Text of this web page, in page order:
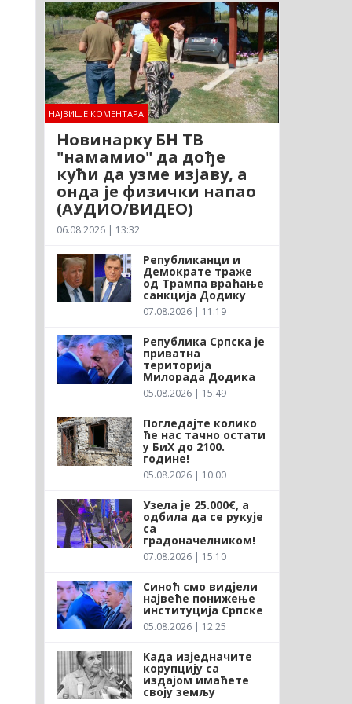
НАЈВИШЕ КОМЕНТАРА
Новинарку БН ТВ
"намамио" да дође
кући да узме изјаву, а
онда је физички напао
(АУДИО/ВИДЕО)
06.08.2026 | 13:32
Републиканци и
Демократе траже
од Трампа враћање
санкција Додику
07.08.2026 | 11:19
Република Српска је
приватна
територија
Милорада Додика
05.08.2026 | 15:49
Погледајте колико
ће нас тачно остати
у БиХ до 2100.
године!
05.08.2026 | 10:00
Узела је 25.000€, а
одбила да се рукује
са
градоначелником!
07.08.2026 | 15:10
Синоћ смо видјели
највеће понижење
институција Српске
05.08.2026 | 12:25
Када изједначите
корупцију са
издајом имаћете
своју земљу